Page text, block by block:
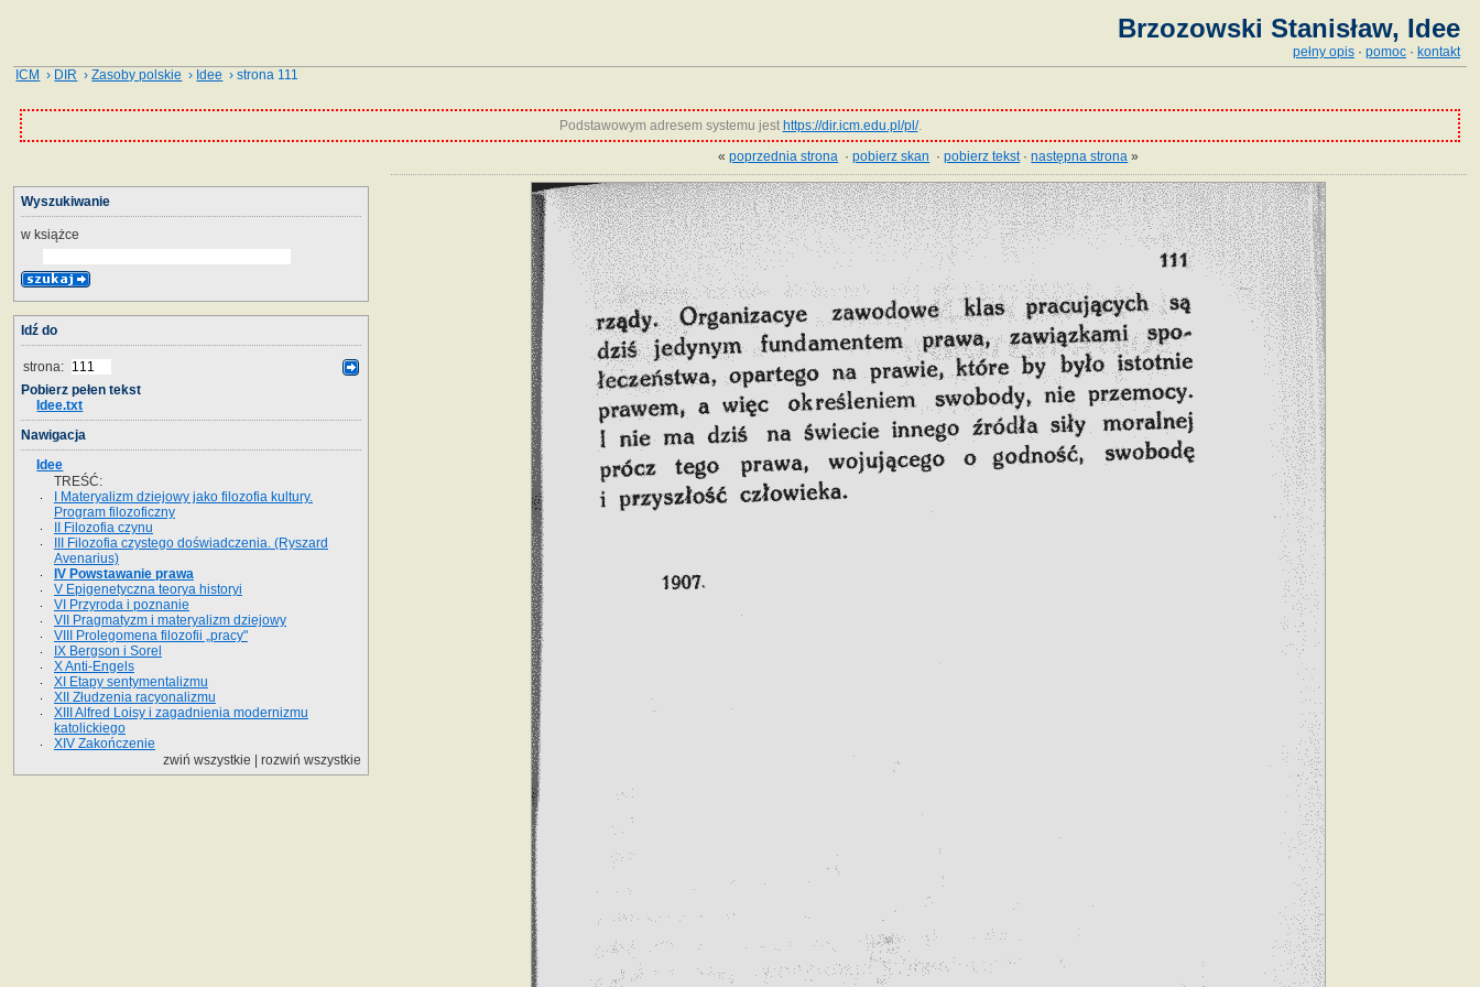
Brzozowski Stanisław, Idee
pełny opis · pomoc · kontakt
ICM › DIR ›Zasoby polskie › Idee › strona 111
Podstawowym adresem systemu jest https://dir.icm.edu.pl/pl/.
«poprzednia strona ·pobierz skan ·pobierz tekst·następna strona »
Wyszukiwanie
w książce
Idź do
strona:
Pobierz pełen tekst
Idee.txt
Nawigacja
Idee
TREŚĆ:
I Materyalizm dziejowy jako filozofia kultury.
Program filozoficzny
II Filozofia czynu
III Filozofia czystego doświadczenia. (Ryszard
Avenarius)
IV Powstawanie prawa
V Epigenetyczna teorya historyi
VI Przyroda i poznanie
VII Pragmatyzm i materyalizm dziejowy
VIII Prolegomena filozofii „pracy"
IX Bergson i Sorel
X Anti-Engels
XI Etapy sentymentalizmu
XII Złudzenia racyonalizmu
XIII Alfred Loisy i zagadnienia modernizmu
katolickiego
XIV Zakończenie
zwiń wszystkie |rozwiń wszystkie